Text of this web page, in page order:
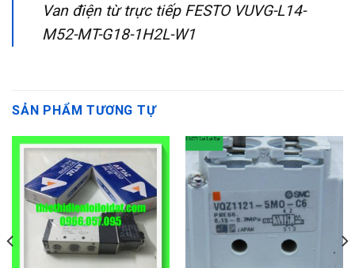
Van điện từ trực tiếp FESTO VUVG-L14-
M52-MT-G18-1H2L-W1
SẢN PHẨM TƯƠNG TỰ